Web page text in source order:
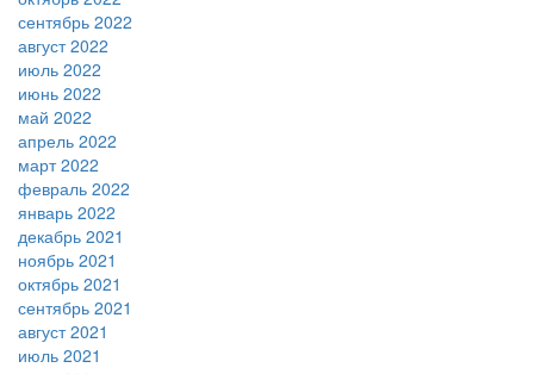
сентябрь 2022
август 2022
июль 2022
июнь 2022
май 2022
апрель 2022
март 2022
февраль 2022
январь 2022
декабрь 2021
ноябрь 2021
октябрь 2021
сентябрь 2021
август 2021
июль 2021